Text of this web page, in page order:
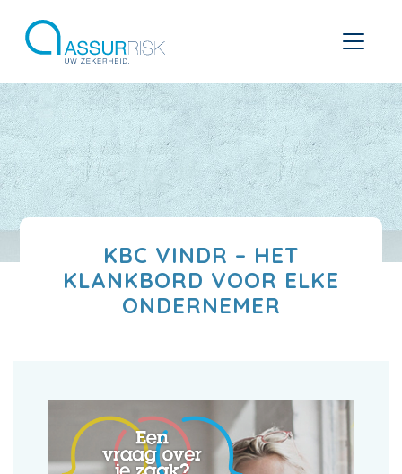
KBC VINDR – HET
KLANKBORD VOOR ELKE
ONDERNEMER